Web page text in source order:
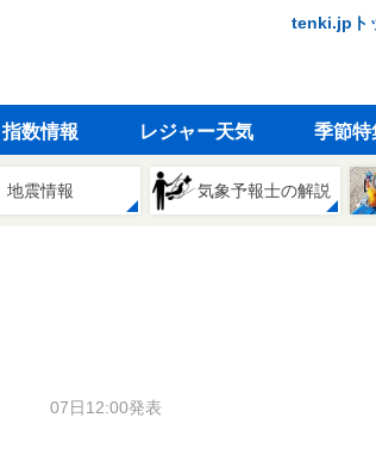
tenki.jpト
指数情報 レジャー天気 季節特
地震情報 気象予報士の解説
07日12:00発表